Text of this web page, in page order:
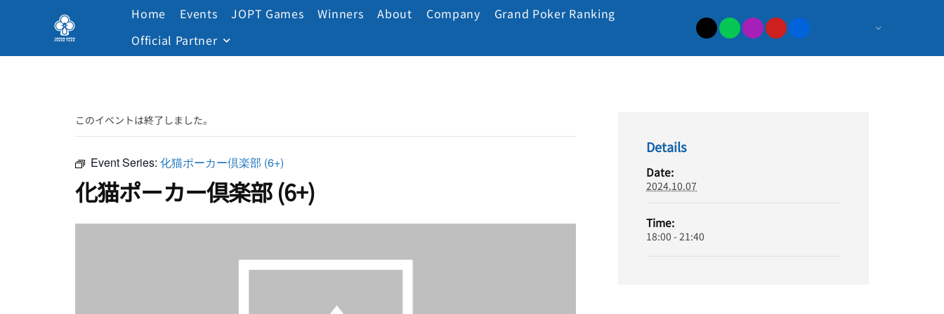
Home Events JOPT Games Winners About Company
Grand Poker Ranking
Official Partner
日
本
の
ー
Details
Date:
2024.10.07
Time:
18:00 - 21:40
このイベントは終了しました。
Event Series: 化猫ポーカー倶楽部 (6+)
化猫ポーカー倶楽部 (6+)